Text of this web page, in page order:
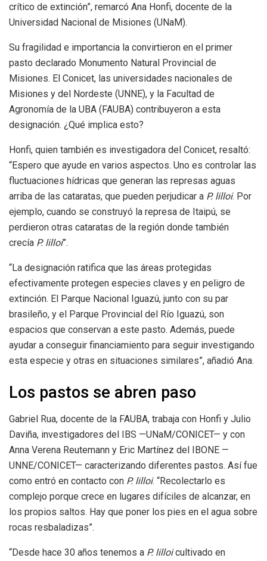
crítico de extinción”, remarcó Ana Honfi, docente de la
Universidad Nacional de Misiones (UNaM).
Su fragilidad e importancia la convirtieron en el primer
pasto declarado Monumento Natural Provincial de
Misiones. El Conicet, las universidades nacionales de
Misiones y del Nordeste (UNNE), y la Facultad de
Agronomía de la UBA (FAUBA) contribuyeron a esta
designación. ¿Qué implica esto?
Honfi, quien también es investigadora del Conicet, resaltó:
“Espero que ayude en varios aspectos. Uno es controlar las
fluctuaciones hídricas que generan las represas aguas
arriba de las cataratas, que pueden perjudicar a P. lilloi. Por
ejemplo, cuando se construyó la represa de Itaipú, se
perdieron otras cataratas de la región donde también
crecía P. lilloi”.
“La designación ratifica que las áreas protegidas
efectivamente protegen especies claves y en peligro de
extinción. El Parque Nacional Iguazú, junto con su par
brasileño, y el Parque Provincial del Río Iguazú, son
espacios que conservan a este pasto. Además, puede
ayudar a conseguir financiamiento para seguir investigando
esta especie y otras en situaciones similares”, añadió Ana.
Los pastos se abren paso
Gabriel Rua, docente de la FAUBA, trabaja con Honfi y Julio
Daviña, investigadores del IBS —UNaM/CONICET— y con
Anna Verena Reutemann y Eric Martínez del IBONE —
UNNE/CONICET— caracterizando diferentes pastos. Así fue
como entró en contacto con P. lilloi. “Recolectarlo es
complejo porque crece en lugares difíciles de alcanzar, en
los propios saltos. Hay que poner los pies en el agua sobre
rocas resbaladizas”.
“Desde hace 30 años tenemos a P. lilloicultivado en